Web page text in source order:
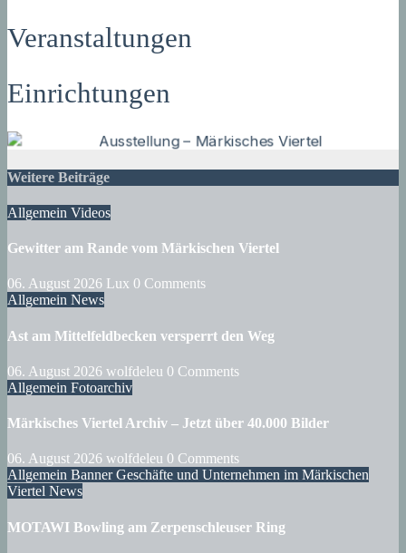
Veranstaltungen
Einrichtungen
Weitere Beiträge
Allgemein Videos
Gewitter am Rande vom Märkischen Viertel
06. August 2026 Lux 0 Comments
Allgemein News
Ast am Mittelfeldbecken versperrt den Weg
06. August 2026 wolfdeleu 0 Comments
Allgemein Fotoarchiv
Märkisches Viertel Archiv – Jetzt über 40.000 Bilder
06. August 2026 wolfdeleu 0 Comments
Allgemein BannerGeschäfte und Unternehmen im Märkischen
Viertel News
MOTAWI Bowling am Zerpenschleuser Ring